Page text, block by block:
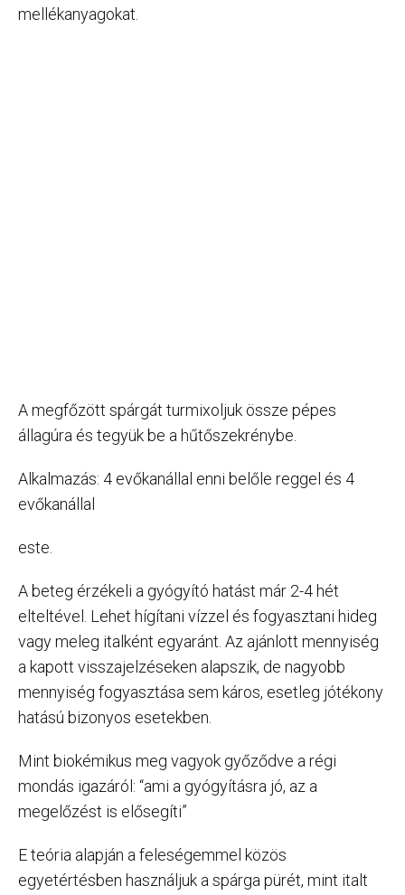
mellékanyagokat.
A megfőzött spárgát turmixoljuk össze pépes
állagúra és tegyük be a hűtőszekrénybe.
Alkalmazás: 4 evőkanállal enni belőle reggel és 4
evőkanállal
este.
A beteg érzékeli a gyógyító hatást már 2-4 hét
elteltével. Lehet hígítani vízzel és fogyasztani hideg
vagy meleg italként egyaránt. Az ajánlott mennyiség
a kapott visszajelzéseken alapszik, de nagyobb
mennyiség fogyasztása sem káros, esetleg jótékony
hatású bizonyos esetekben.
Mint biokémikus meg vagyok győződve a régi
mondás igazáról: “ami a gyógyításra jó, az a
megelőzést is elősegíti”
E teória alapján a feleségemmel közös
egyetértésben használjuk a spárga pürét, mint italt